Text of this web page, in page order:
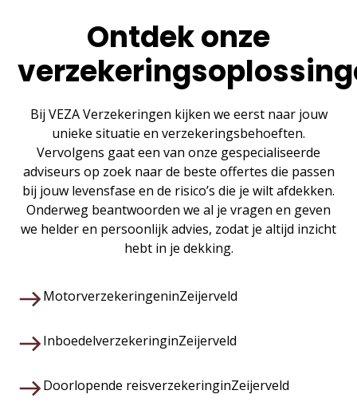
Ontdek onze
Bij VEZA Verzekeringen kijken we eerst naar jouw
unieke situatie en verzekeringsbehoeften.
Vervolgens gaat een van onze gespecialiseerde
adviseurs op zoek naar de beste offertes die passen
bij jouw levensfase en de risico’s die je wilt afdekken.
Onderweg beantwoorden we al je vragen en geven
we helder en persoonlijk advies, zodat je altijd inzicht
hebt in je dekking.
MotorverzekeringeninZeijerveld
InboedelverzekeringinZeijerveld
Doorlopende reisverzekeringinZeijerveld